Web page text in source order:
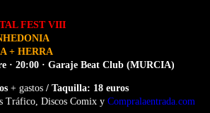
FEST VIII
+ HERRA
· 20:00 · Garaje Beat Club (MURCIA)
+ gastos / Taquilla: 18 euros
Tráfico, Discos Comix y Compralaentrada.com